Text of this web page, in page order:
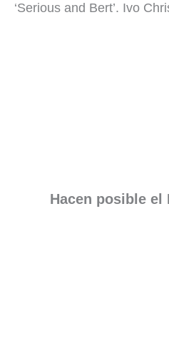
‘Serious and Bert’. Ivo
Hacen posible el